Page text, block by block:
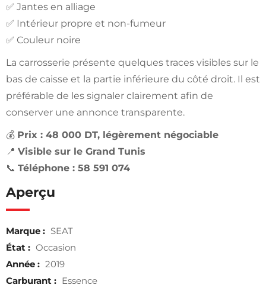
✅ Jantes en alliage
✅ Intérieur propre et non-fumeur
✅ Couleur noire
La carrosserie présente quelques traces visibles sur le
bas de caisse et la partie inférieure du côté droit. Il est
préférable de les signaler clairement afin de
conserver une annonce transparente.
💰 Prix : 48 000 DT, légèrement négociable
📍 Visible sur le Grand Tunis
📞 Téléphone : 58 591 074
Aperçu
Marque : SEAT
État : Occasion
Année : 2019
Carburant : Essence